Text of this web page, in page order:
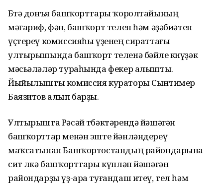
Бөтә донъя башҡорттары ҡоролтайының
мәғариф, фән, башҡорт телен һәм әҙәбиәтен
үҫтереү комиссияһы үҙенең сираттағы
ултырышында башҡорт теленә бәйле көнүҙәк
мәсьәләләр тураһында фекер алышты.
Йыйылышты комиссия кураторы Сынтимер
Баязитов алып барҙы.
Ултырышта Рәсәй төбәктәрендә йәшәгән
башҡорттар менән эште йәнләндереү
маҡсатынан Башҡортостандың райондарына
сит өлкә башҡорттары күпләп йәшәгән
райондарҙы үҙ-ара туғандаш итеү, тел һәм